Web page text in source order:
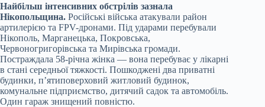
Найбільш інтенсивних обстрілів зазнала
Нікопольщина. Російські війська атакували район
артилерією та FPV-дронами. Під ударами перебували
Нікополь, Марганецька, Покровська,
Червоногригорівська та Мирівська громади.
Постраждала 58-річна жінка — вона перебуває у лікарні
в стані середньої тяжкості. Пошкоджені два приватні
будинки, п’ятиповерховий житловий будинок,
комунальне підприємство, дитячий садок та автомобіль.
Один гараж знищений повністю.